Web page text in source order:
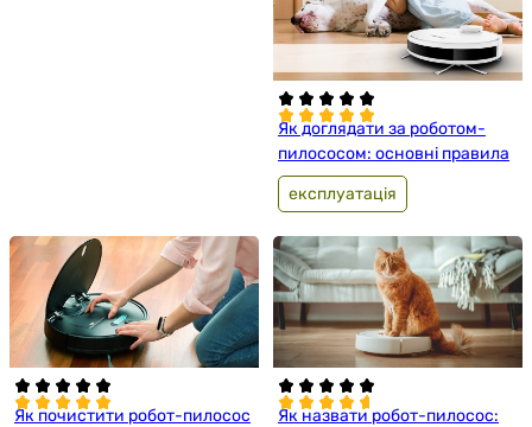
Як доглядати за роботом-
пилососом: основні правила
експлуатація
Як почистити робот-пилосос
Як назвати робот-пилосос: